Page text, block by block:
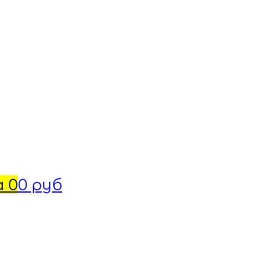
00 руб